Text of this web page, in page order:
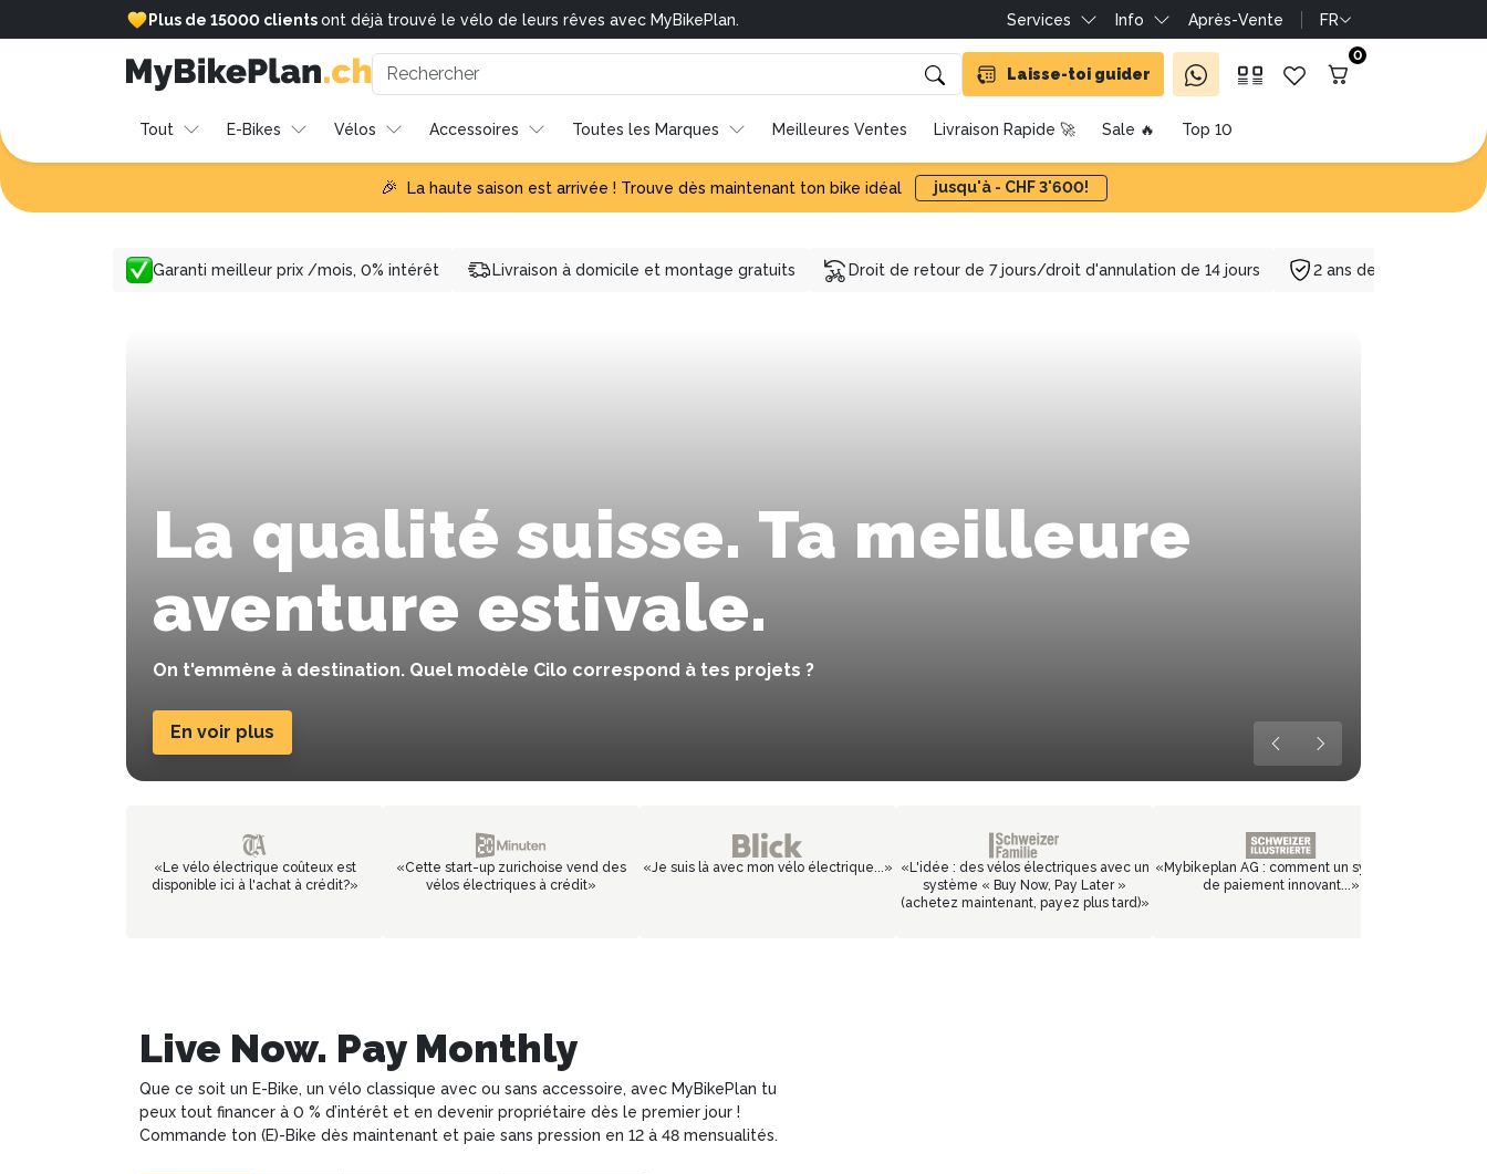
Livraison gratuite. Services Info Après-Vente FR
Laisse-toi guider
0
Tout E-Bikes Vélos Accessoires Toutes les Marques Meilleures Ventes Livraison Rapide 🚀 Sale 🔥 Top 10
🎉 La haute saison est arrivée ! Trouve dès maintenant ton bike idéal jusqu'à - CHF 3'600!
Garanti meilleur prix /mois, 0% intérêt Livraison à domicile et montage gratuits Droit de retour de 7 jours/droit d'annulation de 14 jours 2 ans de garantie
La qualité suisse. Ta meilleure
aventure estivale.
On t'emmène à destination. Quel modèle Cilo correspond à tes projets ?
En voir plus
« Le vélo électrique coûteux est
disponible ici à l'achat à crédit?»
«Cette start-up zurichoise vend des
vélos électriques à crédit»
«Je suis là avec mon vélo électrique...» « L'idée : des vélos électriques avec un
système « Buy Now, Pay Later »
(achetez maintenant, payez plus tard)»
« Mybikeplan AG : comment un système
de paiement innovant...»
Live Now. Pay Monthly
Que ce soit un E-Bike, un vélo classique avec ou sans accessoire, avec MyBikePlan tu
peux tout financer à 0 % d’intérêt et en devenir propriétaire dès le premier jour !
Commande ton (E)-Bike dès maintenant et paie sans pression en 12 à 48 mensualités.